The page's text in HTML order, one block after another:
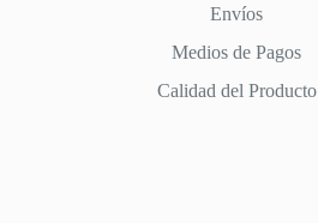
Envíos
Medios de Pagos
Calidad del Producto